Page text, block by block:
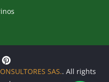
SAS.. All rights